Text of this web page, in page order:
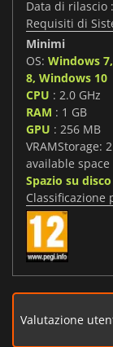
Data di rilascio
Requisiti di
Minimi
OS: Windows
8, Windows 10
CPU : 2.0 GHz
RAM : 1 GB
GPU : 256 MB
VRAMStorage:
available space
Spazio su disco
Classificazione
Valutazione